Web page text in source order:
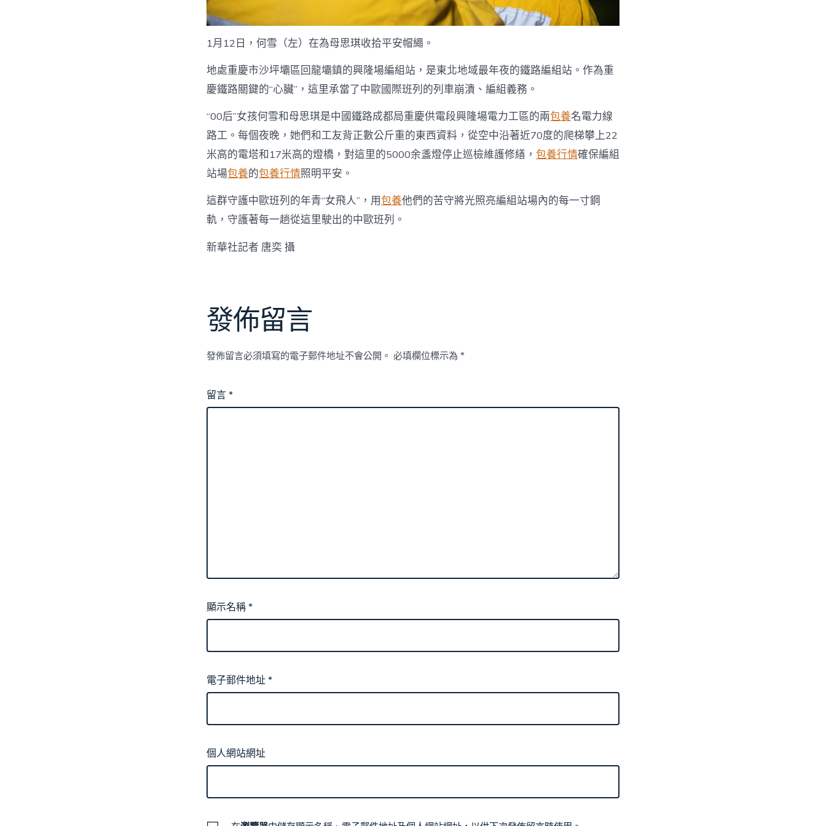
1月12日，何雪（左）在為母思琪收拾平安帽繩。
地處重慶市沙坪壩區回龍壩鎮的興隆場編組站，是東北地域最年夜的鐵路編組站。作為重
慶鐵路關鍵的“心臟”，這里承當了中歐國際班列的列車崩潰、編組義務。
“00后”女孩何雪和母思琪是中國鐵路成都局重慶供電段興隆場電力工區的兩包養名電力線
路工。每個夜晚，她們和工友背正數公斤重的東西資料，從空中沿著近70度的爬梯攀上22
米高的電塔和17米高的燈橋，對這里的5000余盞燈停止巡檢維護修繕， 包養行情確保編組
站場包養的包養行情照明平安。
這群守護中歐班列的年青“女飛人”，用包養他們的苦守將光照亮編組站場內的每一寸鋼
軌，守護著每一趟從這里駛出的中歐班列。
新華社記者 唐奕 攝
發佈留言
發佈留言必須填寫的電子郵件地址不會公開。 必填欄位標示為 *
留言*
顯示名稱*
電子郵件地址*
個人網站網址